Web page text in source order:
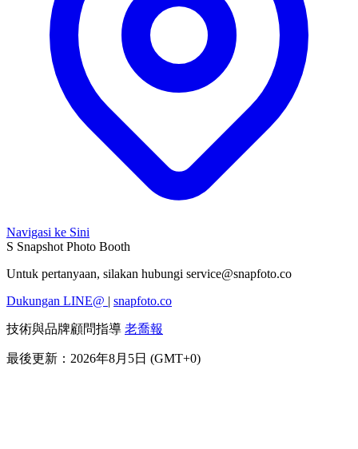
Navigasi ke Sini
S Snapshot Photo Booth
Untuk pertanyaan, silakan hubungi service@snapfoto.co
Dukungan LINE@ | snapfoto.co
技術與品牌顧問指導 老喬報
最後更新：2026年8月5日 (GMT+0)